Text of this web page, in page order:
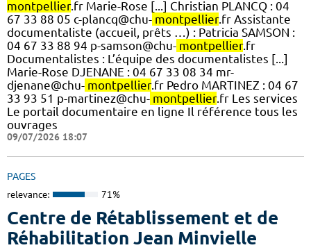
montpellier.fr Marie-Rose [...] Christian PLANCQ : 04
67 33 88 05 c-plancq@chu- montpellier.fr Assistante
documentaliste (accueil, prêts …) : Patricia SAMSON :
04 67 33 88 94 p-samson@chu- montpellier.fr
Documentalistes : L’équipe des documentalistes [...]
Marie-Rose DJENANE : 04 67 33 08 34 mr-
djenane@chu- montpellier.fr Pedro MARTINEZ : 04 67
33 93 51 p-martinez@chu- montpellier.fr Les services
Le portail documentaire en ligne Il référence tous les
ouvrages
09/07/2026 18:07
PAGES
relevance: 71%
Centre de Rétablissement et de
Réhabilitation Jean Minvielle